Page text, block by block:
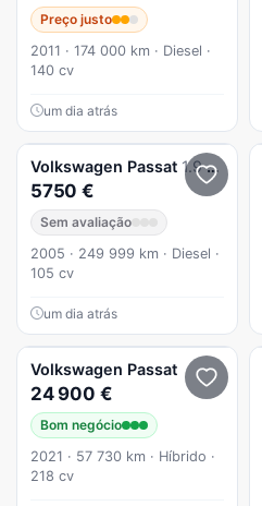
Preço justo
2011 · 174 000 km · Diesel ·
140 cv
um dia atrás
Volkswagen Passat 1.9 Tdi Comfortline
5750 €
Sem avaliação
2005 · 249 999 km · Diesel ·
105 cv
um dia atrás
Volkswagen Passat
24 900 €
Bom negócio
2021 · 57 730 km · Híbrido ·
218 cv